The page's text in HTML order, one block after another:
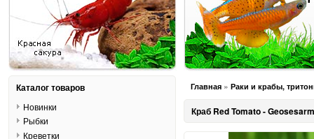
Главная » Раки и крабы,
Краб Red Tomato -
Каталог товаров
Новинки
Рыбки
Креветки